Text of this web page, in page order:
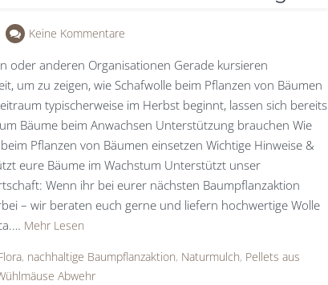
Keine Kommentare
oder anderen Organisationen Gerade kursieren
um zu zeigen, wie Schafwolle beim Pflanzen von Bäumen
typischerweise im Herbst beginnt, lassen sich bereits
Bäume beim Anwachsen Unterstützung brauchen Wie
Pflanzen von Bäumen einsetzen Wichtige Hinweise &
eure Bäume im Wachstum Unterstützt unser
Wenn ihr bei eurer nächsten Baumpflanzaktion
– wir beraten euch gerne und liefern hochwertige Wolle
Mehr Lesen
, nachhaltige Baumpflanzaktion, Naturmulch, Pellets aus
Abwehr